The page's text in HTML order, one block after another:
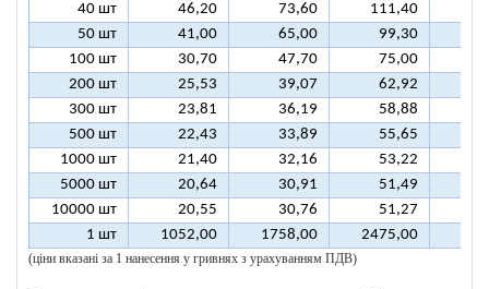
40 шт
46,20 73,60 111,40
50 шт
41,00 65,00 99,30
100 шт
30,70 47,70 75,00
200 шт
25,53 39,07 62,92
300 шт
23,81 36,19 58,88
500 шт
22,43 33,89 55,65
1000 шт
21,40 32,16 53,22
5000 шт
20,64 30,91 51,49
10000 шт
20,55 30,76 51,27
1 шт
1052,00 1758,00 2475,00
(ціни вказані за 1 нанесення у гривнях з урахуванням ПДВ)